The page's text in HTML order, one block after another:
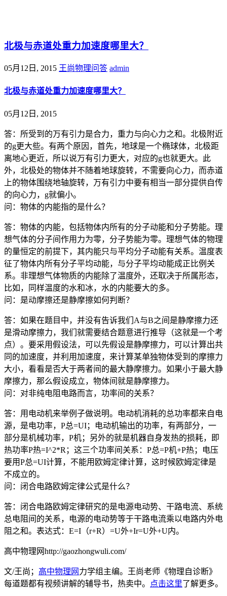
北极与赤道处重力加速度哪里大？
05月12日, 2015 王尚物理问答 admin
北极与赤道处重力加速度哪里大？
05月12日, 2015
答：所受到的万有引力是合力，重力与向心力之和。北极附近
的g更大些。有两个原因，首先，地球是一个椭球体，北极距
离地心更近，所以说万有引力更大，对应的g也就更大。此
外，北极处的物体并不随着地球旋转，不需要向心力，而赤道
上的物体围绕地轴旋转，万有引力中要有相当一部分提供自传
的向心力，g就偏小。
问：物体的内能指的是什么？
答：物体的内能，包括物体内所有的分子动能和分子势能。理
想气体的分子间作用力为零，分子势能为零。理想气体的物理
的量恒定的前提下，其内能只与平均分子动能有关系。温度表
征了物体内所有分子平均动能，与分子平均动能成正比例关
系。非理想气体物质的内能除了温度外，还取决于所属形态，
比如，同样温度的水和冰，水的内能要大的多。
问：是动摩擦还是静摩擦如何判断？
答：如果在题目中，并没有告诉我们A与B之间是静摩擦力还
是滑动摩擦力，我们就需要结合题意进行推导（这就是一个考
点）。要采用假设法，可以先假设是静摩擦力，可以计算出共
同的加速度，并利用加速度，来计算某单独物体受到的摩擦力
大小，看看是否大于两者间的最大静摩擦力。如果小于最大静
摩擦力，那么假设成立，物体间就是静摩擦力。
问：对非纯电阻电路而言，功率间的关系？
答：用电动机来举例子做说明。电动机消耗的总功率都来自电
源，是电功率，P总=UI；电动机输出的功率，有两部分，一
部分是机械功率，P机；另外的就是机器自身发热的损耗，即
热功率P热=I^2*R；这三个功率间关系：P总=P机+P热；电压
要用P总=UI计算，不能用欧姆定律计算，这时候欧姆定律是
不成立的。
问：闭合电路欧姆定律公式是什么？
答：闭合电路欧姆定律研究的是电源电动势、干路电流、系统
总电阻间的关系，电源的电动势等于干路电流乘以电路内外电
阻之和。表达式：E=I（r+R）=U外+Ir=U外+U内。
高中物理网http://gaozhongwuli.com/
文/王尚； 高中物理网 力学组主编。王尚老师《物理自诊断》
每道题都有视频讲解的辅导书，热卖中。
点击这里了解更多。